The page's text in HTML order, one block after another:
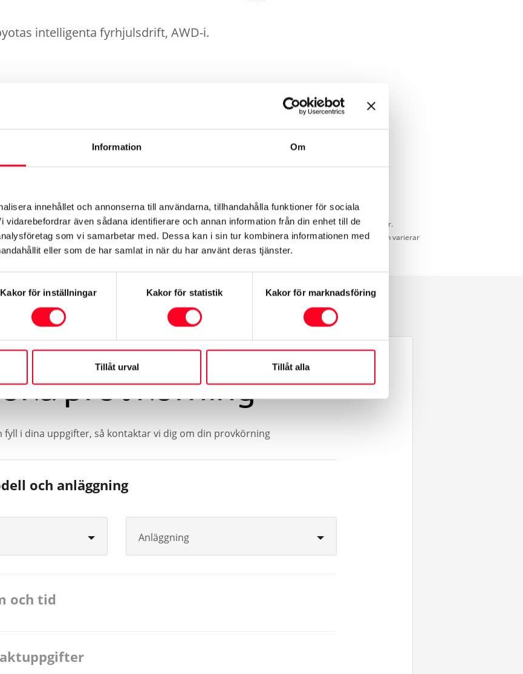
Information Om
innehållet och annonserna till användarna, tillhandahålla funktioner för sociala
vidarebefordrar även sådana identifierare och annan information från din enhet till de
som vi samarbetar med. Dessa kan i sin tur kombinera informationen med
eller som de har samlat in när du har använt deras tjänster.
Kakor för inställningar Kakor för statistik Kakor för marknadsföring
Tillåt urval Tillåt alla
intelligenta fyrhjulsdrift, AWD-i.
koldioxid (CO2) vid blandad körning. Denna deklaration är främst avsedd för jämförelse mellan olika bilmodeller.
beroende på bl.a. utrustning, körsätt och körförhållanden. Faktisk räckvidd som uppnås under verkliga förhållanden varierar
provkörning
fyll i dina uppgifter, så kontaktar vi dig om din provkörning
och anläggning
Anläggning
och tid